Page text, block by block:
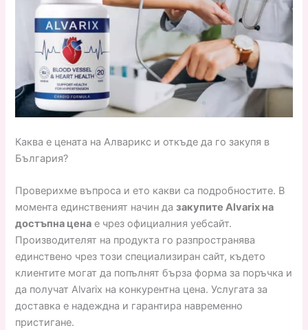
Каква е цената на Алварикс и откъде да го закупя в
България?
Проверихме въпроса и ето какви са подробностите. В
момента единственият начин дазакупите Alvarix на
достъпна цена е чрез официалния уебсайт.
Производителят на продукта го разпространява
единствено чрез този специализиран сайт, където
клиентите могат да попълнят бърза форма за поръчка и
да получат Alvarix на конкурентна цена. Услугата за
доставка е надеждна и гарантира навременно
пристигане.